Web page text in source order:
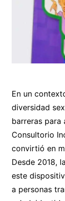
En un
diversidad
barreras para
Consultorio
convirtió en
Desde 2018,
este
a personas